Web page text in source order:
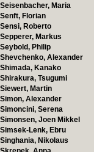
Seisenbacher, Maria
Senft, Florian
Sensi, Roberto
Sepperer, Markus
Seybold, Philip
Shevchenko, Alexander
Shimada, Kanako
Shirakura, Tsugumi
Siewert, Martin
Simon, Alexander
Simoncini, Serena
Simonsen, Joen Mikkel
Simsek-Lenk, Ebru
Singhania, Nikolaus